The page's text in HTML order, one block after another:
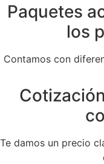
Paquetes
los
Contamos con
Te damos un precio